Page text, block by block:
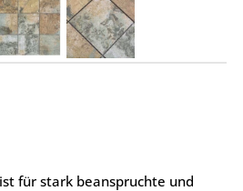
für stark beanspruchte und